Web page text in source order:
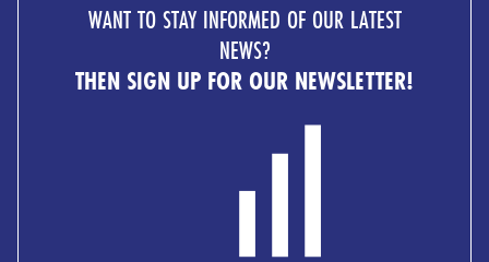
WANT TO STAY INFORMED OF OUR LATEST
NEWS?
THEN SIGN UP FOR OUR NEWSLETTER!